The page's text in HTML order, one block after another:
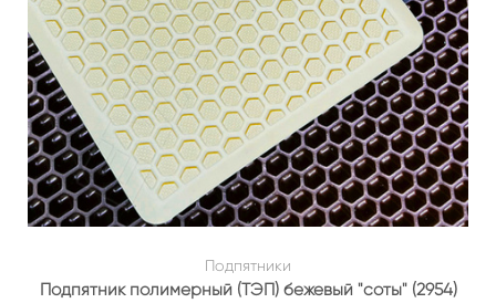
Подпятники
Подпятник полимерный (ТЭП) бежевый "соты" (2954)